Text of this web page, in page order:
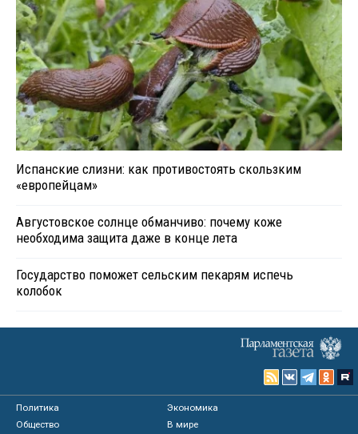
Испанские слизни: как противостоять скользким
«европейцам»
Августовское солнце обманчиво: почему коже
необходима защита даже в конце лета
Государство поможет сельским пекарям испечь
колобок
Политика
Экономика
Общество
В мире